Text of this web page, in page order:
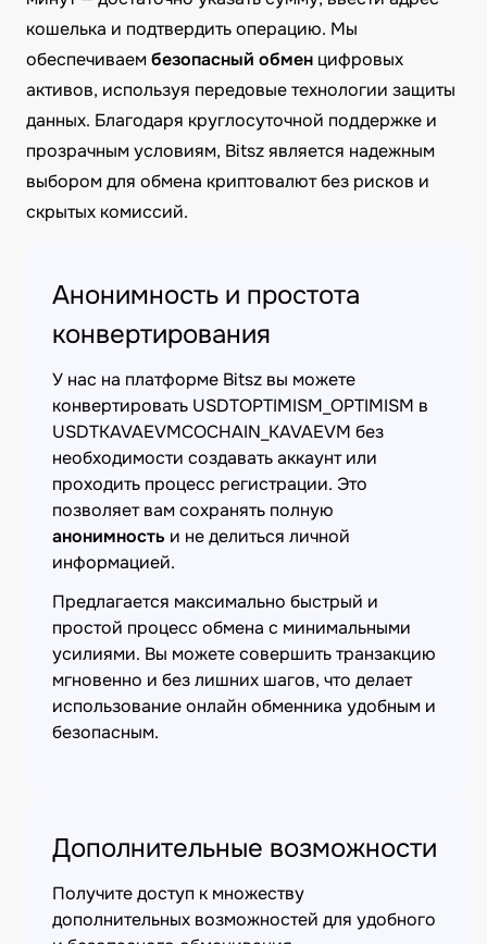
кошелька и подтвердить операцию. Мы
обеспечиваембезопасный обмен цифровых
активов, используя передовые технологии защиты
данных. Благодаря круглосуточной поддержке и
прозрачным условиям, Bitsz является надежным
выбором для обмена криптовалют без рисков и
скрытых комиссий.
Анонимность и простота
конвертирования
У нас на платформе Bitsz вы можете
конвертировать USDTOPTIMISM_OPTIMISM в
USDTKAVAEVMCOCHAIN_KAVAEVM без
необходимости создавать аккаунт или
проходить процесс регистрации. Это
позволяет вам сохранять полную
анонимность и не делиться личной
информацией.
Предлагается максимально быстрый и
простой процесс обмена с минимальными
усилиями. Вы можете совершить транзакцию
мгновенно и без лишних шагов, что делает
использование онлайн обменника удобным и
безопасным.
Дополнительные возможности
Получите доступ к множеству
дополнительных возможностей для удобного